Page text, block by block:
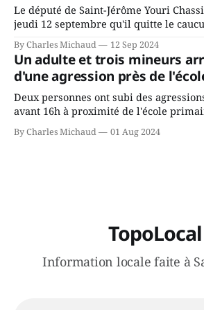
Le député de Saint-Jérôme Youri
jeudi 12 septembre qu'il quitte le
Avenir Québec de François Legault
gouvernement de la CAQ, surtout de
juge chronique, à offrir des
By Charles Michaud 12 Sep 2024
Un adulte et trois mineurs
d'une agression près de
Deux personnes ont subi des
avant 16h à proximité de l'école
le secteur Bellefeuille de Saint-Jérôme.
victimes aurait été écrasée sous un
By Charles Michaud 01 Aug 2024
TopoLocal
Information locale faite à